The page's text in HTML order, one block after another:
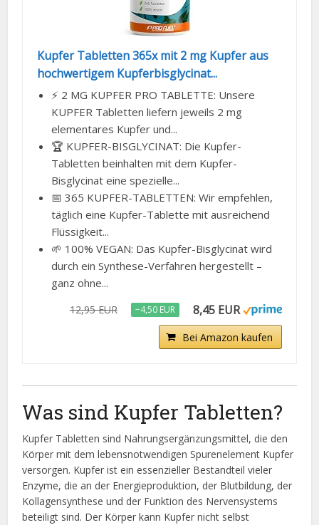
Kupfer Tabletten 365x mit 2 mg Kupfer aus
hochwertigem Kupferbisglycinat...
⚡ 2 MG KUPFER PRO TABLETTE: Unsere
KUPFER Tabletten liefern jeweils 2 mg
elementares Kupfer und...
🏆 KUPFER-BISGLYCINAT: Die Kupfer-
Tabletten beinhalten mit dem Kupfer-
Bisglycinat eine spezielle...
📅 365 KUPFER-TABLETTEN: Wir empfehlen,
täglich eine Kupfer-Tablette mit ausreichend
Flüssigkeit...
🌱 100% VEGAN: Das Kupfer-Bisglycinat wird
durch ein Synthese-Verfahren hergestellt –
ganz ohne...
12,95 EUR −4,50 EUR 8,45 EUR
Bei Amazon kaufen
Was sind Kupfer Tabletten?
Kupfer Tabletten sind Nahrungsergänzungsmittel, die den
Körper mit dem lebensnotwendigen Spurenelement Kupfer
versorgen. Kupfer ist ein essenzieller Bestandteil vieler
Enzyme, die an der Energieproduktion, der Blutbildung, der
Kollagensynthese und der Funktion des Nervensystems
beteiligt sind. Der Körper kann Kupfer nicht selbst